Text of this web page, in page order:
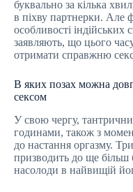
буквально за кілька
в піхву партнерки. Але
особливості індійських
заявляють, що цього
отримати справжню
В яких позах можна
сексом
У свою чергу,
годинами, також з
до настання оргазму.
призводить до ще більш
насолоди в найвищій